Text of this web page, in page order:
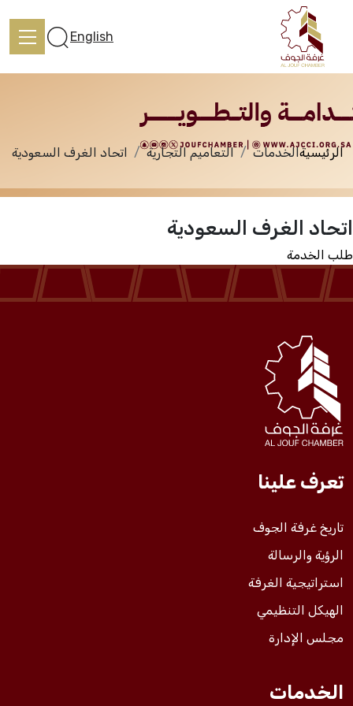
تعرف علينا
الخدمات
المركز الإعلامي
فعاليات الغرفة
فعاليات الجوف
مشاريع الغرفة
English
الخدمات
الرئيسيةالخدمات التعاميم التجارية اتحاد الغرف السعودية
اتحاد الغرف السعودية
طلب الخدمة
تعرف علينا
تاريخ غرفة الجوف
الرؤية والرسالة
استراتيجية الغرفة
الهيكل التنظيمي
مجلس الإدارة
الخدمات